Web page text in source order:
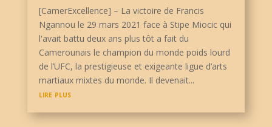
[CamerExcellence] – La victoire de Francis
Ngannou le 29 mars 2021 face à Stipe Miocic qui
l'avait battu deux ans plus tôt a fait du
Camerounais le champion du monde poids lourd
de l’UFC, la prestigieuse et exigeante ligue d’arts
martiaux mixtes du monde. Il devenait...
lire plus